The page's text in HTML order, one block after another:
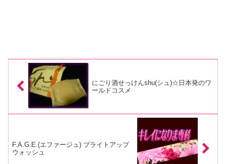
にごり酒せっけんshu(シュ)☆日本発のワ
ールドコスメ
F.A.G.E.(エファージュ) ブライトアップ
ウォッシュ